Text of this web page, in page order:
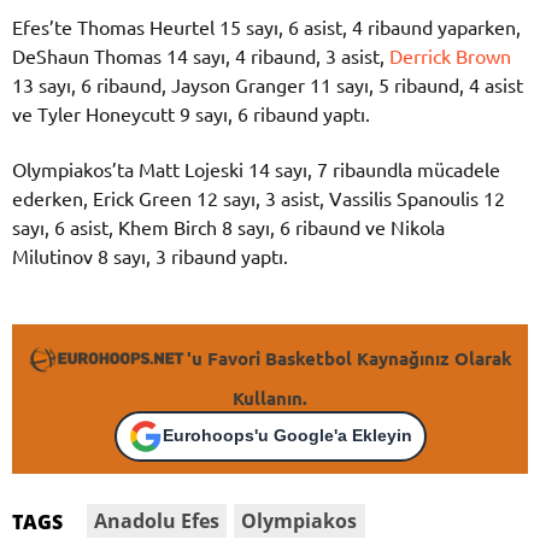
Efes’te Thomas Heurtel 15 sayı, 6 asist, 4 ribaund yaparken,
DeShaun Thomas 14 sayı, 4 ribaund, 3 asist, Derrick Brown
13 sayı, 6 ribaund, Jayson Granger 11 sayı, 5 ribaund, 4 asist
ve Tyler Honeycutt 9 sayı, 6 ribaund yaptı.
Olympiakos’ta Matt Lojeski 14 sayı, 7 ribaundla mücadele
ederken, Erick Green 12 sayı, 3 asist, Vassilis Spanoulis 12
sayı, 6 asist, Khem Birch 8 sayı, 6 ribaund ve Nikola
Milutinov 8 sayı, 3 ribaund yaptı.
'u Favori Basketbol Kaynağınız Olarak
Kullanın.
Eurohoops'u Google'a Ekleyin
TAGS Anadolu Efes Olympiakos